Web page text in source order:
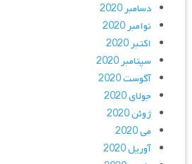
دسامبر 2020
نوامبر 2020
اکتبر 2020
سپتامبر 2020
آگوست 2020
جولای 2020
ژوئن 2020
می 2020
آوریل 2020